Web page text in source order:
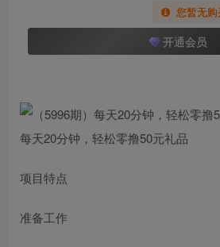
您暂无
开通会员
每天20分钟，轻松零撸50元礼品
项目特点
准备工作